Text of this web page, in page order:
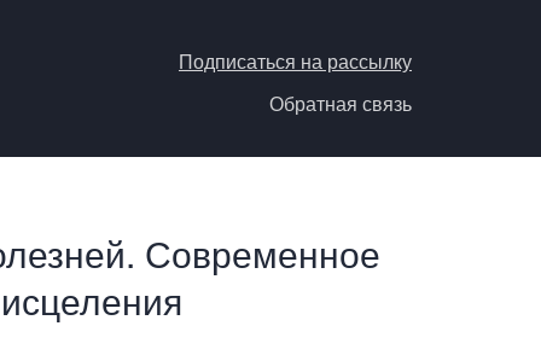
Подписаться на рассылку
Обратная связь
Современное